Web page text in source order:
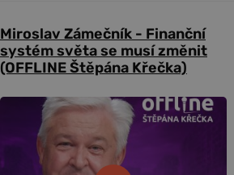
Miroslav Zámečník - Finanční
systém světa se musí změnit
(OFFLINE Štěpána Křečka)